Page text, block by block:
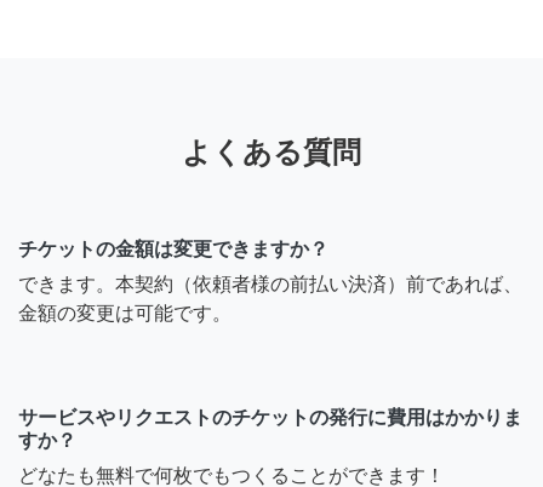
よくある質問
チケットの金額は変更できますか？
できます。本契約（依頼者様の前払い決済）前であれば、
金額の変更は可能です。
サービスやリクエストのチケットの発行に費用はかかりま
すか？
どなたも無料で何枚でもつくることができます！